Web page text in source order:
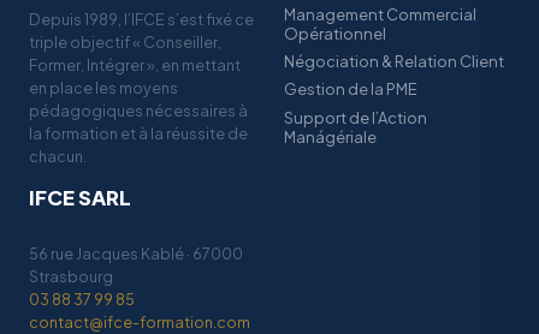
Depuis 1989, l’IFCE s’est fixé ce
triple objectif « Conseiller,
Former, Intégrer », en mettant
en place les moyens
pédagogiques nécessaires à
la formation et à la réussite de
chacun.
IFCE SARL
56 rue Jacques Kablé · 67000
Strasbourg
03 88 37 99 85
contact@ifce-formation.com
Management Commercial
Opérationnel
Négociation & Relation Client
Gestion de la PME
Support de l’Action
Manágériale